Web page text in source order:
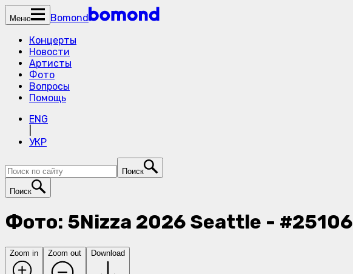
Меню
Bomond
Концерты
Новости
Артисты
Фото
Вопросы
Помощь
ENG
УКР
Поиск
Поиск
Фото: 5Nizza 2026 Seattle - #25106
Zoom in Zoom out Download